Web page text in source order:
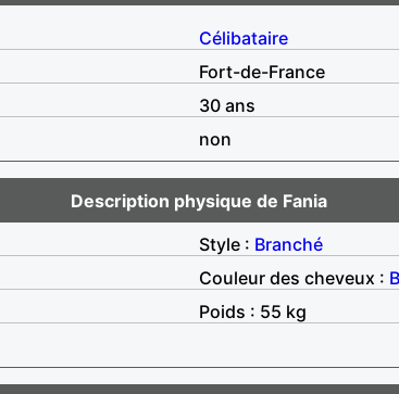
Célibataire
Fort-de-France
30 ans
non
Description physique de Fania
Style : Branché
Couleur des cheveux :
Poids : 55 kg